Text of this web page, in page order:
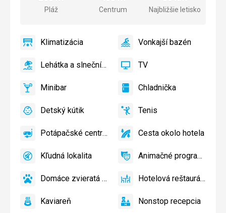
Pláž
Centrum
Najbližšie letisko
Klimatizácia
Klimatizácia
áno
VonkajšíVonkajší bazén
áno
Lehátka
slnečníky
bazéne
Lehátka a slnečníky pri bazéne zadarmo
áno TV TV
áno
Minibar,Minibar
áno Chladnička
Chladnička
áno
Detský
Detské
Detský
Detský kútik
áno
Tenis,Tenis
áno
Potápačské
Potápačské centrum
áno
Cesta
hotela
Cesta okolo hotela
áno
KľudnáKľudná lokalita
áno
Animačné
Animačné programy
áno
Domáce
povolené
Domáce zvieratá povolené
áno
Hotelová
Hotelová reštaurácia
áno
KaviareňKaviareň
áno
NonstopNonstop recepcia
áno